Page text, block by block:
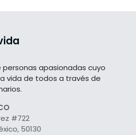
personas apasionadas cuyo
vida de todos a través de
#722
50130